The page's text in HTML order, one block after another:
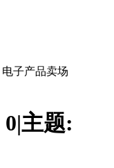
电子产品卖场
0|主题: